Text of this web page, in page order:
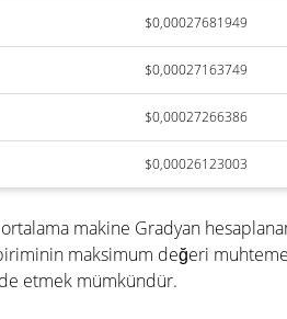
$0,00027681949
$0,00027163749
$0,00027266386
$0,00026123003
makine Gradyan
maksimum değeri
etmek mümkündür.